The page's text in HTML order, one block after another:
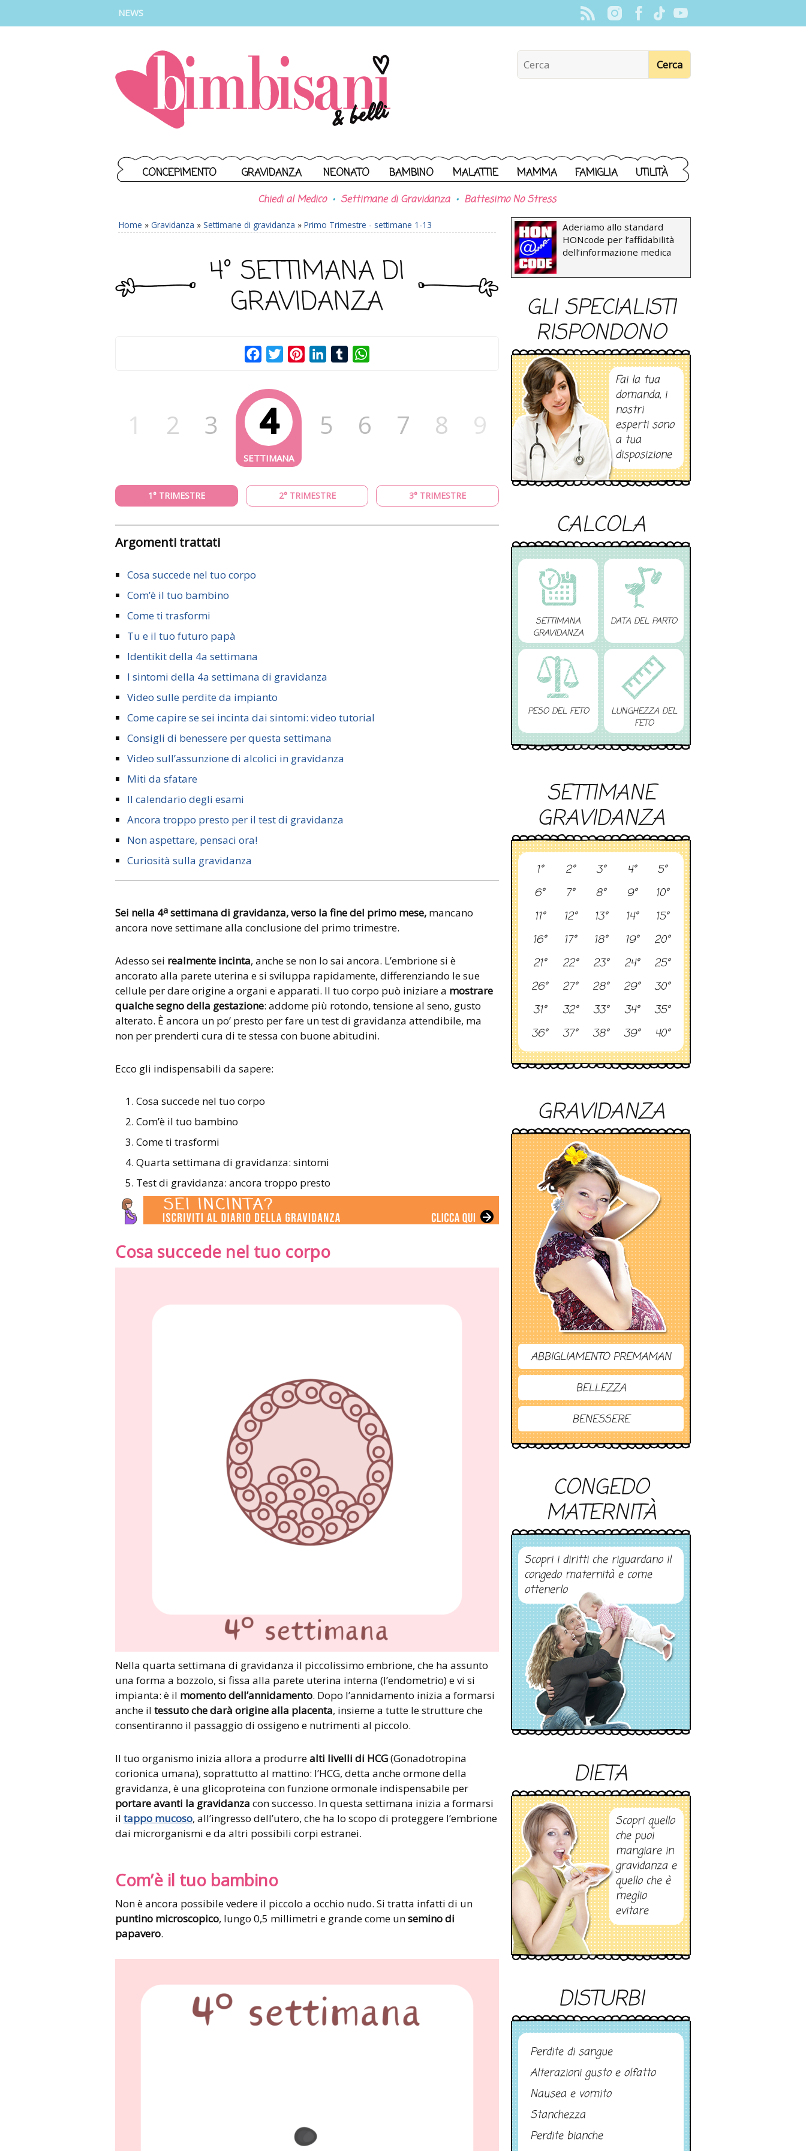
NEWS
CONCEPIMENTO GRAVIDANZA NEONATO BAMBINO MALATTIE MAMMA FAMIGLIA UTILITÀ
Chiedi al Medico Settimane di Gravidanza Battesimo No Stress
Home » Gravidanza » Settimane di gravidanza » Primo Trimestre - settimane 1-13
4° SETTIMANA DI
GRAVIDANZA
FacebookTwitterPinterestLinkedInTumblr
1 2 3 4 5 6 7 8 9
1° TRIMESTRE 2° TRIMESTRE 3° TRIMESTRE
Argomenti trattati
Cosa succede nel tuo corpo
Com’è il tuo bambino
Come ti trasformi
Tu e il tuo futuro papà
Identikit della 4a settimana
I sintomi della 4a settimana di gravidanza
Video sulle perdite da impianto
Come capire se sei incinta dai sintomi: video tutorial
Consigli di benessere per questa settimana
Video sull’assunzione di alcolici in gravidanza
Miti da sfatare
Il calendario degli esami
Ancora troppo presto per il test di gravidanza
Non aspettare, pensaci ora!
Curiosità sulla gravidanza
Sei nella 4a settimana di gravidanza, verso la fine del primo mese, mancano
ancora nove settimane alla conclusione del primo trimestre.
Adesso sei realmente incinta, anche se non lo sai ancora. L’embrione si è
ancorato alla parete uterina e si sviluppa rapidamente, differenziando le sue
cellule per dare origine a organi e apparati. Il tuo corpo può iniziare a mostrare
qualche segno della gestazione: addome più rotondo, tensione al seno, gusto
alterato. È ancora un po’ presto per fare un test di gravidanza attendibile, ma
non per prenderti cura di te stessa con buone abitudini.
Ecco gli indispensabili da sapere:
Cosa succede nel tuo corpo
Com’è il tuo bambino
Come ti trasformi
Quarta settimana di gravidanza: sintomi
Test di gravidanza: ancora troppo presto
Cosa succede nel tuo corpo
Nella quarta settimana di gravidanza il piccolissimo embrione, che ha assunto
una forma a bozzolo, si fissa alla parete uterina interna (l’endometrio) e vi si
impianta: è il momento dell’annidamento. Dopo l’annidamento inizia a formarsi
anche il tessuto che darà origine alla placenta, insieme a tutte le strutture che
consentiranno il passaggio di ossigeno e nutrimenti al piccolo.
Il tuo organismo inizia allora a produrrealti livelli di HCG(Gonadotropina
corionica umana), soprattutto al mattino: l’HCG, detta anche ormone della
gravidanza, è una glicoproteina con funzione ormonale indispensabile per
portare avanti la gravidanza con successo. In questa settimana inizia a formarsi
il tappo mucoso, all’ingresso dell’utero, che ha lo scopo di proteggere l’embrione
dai microrganismi e da altri possibili corpi estranei.
Com’è il tuo bambino
Non è ancora possibile vedere il piccolo a occhio nudo. Si tratta infatti di un
puntino microscopico, lungo 0,5 millimetri e grande come unsemino di
papavero.
Aderiamo allo standard
HONcode per l’affidabilità
dell’informazione medica
GLI SPECIALISTI
RISPONDONO
Fai la tua
domanda, i
nostri
esperti sono
a tua
disposizione
CALCOLA
SETTIMANA
GRAVIDANZA
DATA DEL PARTO
PESO DEL FETO
LUNGHEZZA DEL
FETO
SETTIMANE
GRAVIDANZA
1° 2° 3° 4°
5°
6°
7° 8° 9°
10°
11°
12° 13° 14°
15°
16°
17° 18° 19°
20°
21°
22° 23° 24°
25°
26°
27° 28° 29°
30°
31°
32° 33° 34°
35°
36°
37° 38° 39° 40°
GRAVIDANZA
ABBIGLIAMENTO PREMAMAN
BELLEZZA
BENESSERE
CONGEDO
MATERNITÀ
Scopri i diritti che riguardano il
congedo maternità e come
ottenerlo
DIETA
Scopri quello
che puoi
mangiare in
gravidanza e
quello che è
meglio
evitare
DISTURBI
Perdite di sangue
Alterazioni gusto e olfatto
Nausea e vomito
Stanchezza
Perdite bianche